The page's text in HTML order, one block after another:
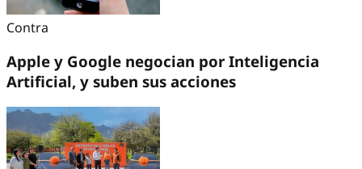
Contra
Apple y Google negocian por Inteligencia
Artificial, y suben sus acciones